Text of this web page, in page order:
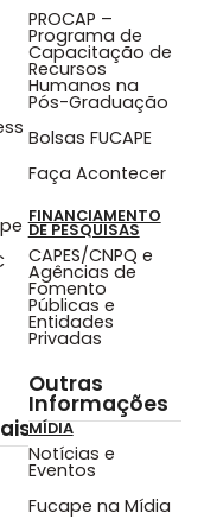
PROCAP –
Programa de
Capacitação de
Recursos
Humanos na
Pós-Graduação
Bolsas FUCAPE
Faça Acontecer
FINANCIAMENTO
DE PESQUISAS
CAPES/CNPQ e
Agências de
Fomento
Públicas e
Entidades
Privadas
Outras
Informações
MÍDIA
Notícias e
Eventos
Fucape na Mídia